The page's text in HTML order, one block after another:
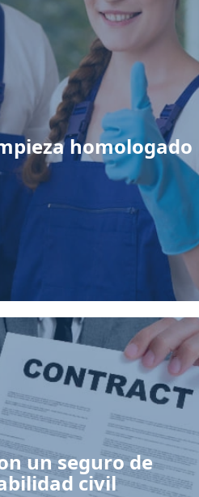
homologado
un seguro de
civil